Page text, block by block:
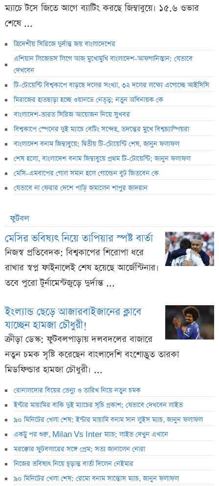
ম্যাচে টসে জিতে আগে ব্যাটিং করছে জিম্বাবুয়ে। ১৫.৬ ওভার
শেষে ...
ত্রিদেশীয় সিরিজে দুর্দান্ত জয় বাংলাদেশের
এশিয়ান লিজেন্ডস লিগে আজ মুখোমুখি বাংলাদেশ-আফগানিস্তান: যেভাবে
দেখবেন
টি-টোয়েন্টি বিশ্বকাপে বাড়ছে দলের সংখ্যা, ৩২ দলের লক্ষ্যে এগোচ্ছে আইসিসি
মিরাজের হাতছাড়া হচ্ছে ওয়ানডে নেতৃত্ব; নতুন অধিনায়ক কে
বাংলাদেশ-ভারত সিরিজ আয়োজন নিয়ে সুখবর
বিশ্বকাপে স্পেনের দুই ম্যাচে বেটিং সন্দেহ, তদন্তের মুখে বিশ্বচ্যাম্পিয়রা
বাংলাদেশ বনাম জিম্বাবুয়ে; দ্বিতীয় টি-টোয়েন্টি শেষ, জানুন ফলাফল
শেষ হলো, বাংলাদেশ বনাম জিম্বাবুয়ে প্রথম টি-টোয়েন্টি; জানুন ফলাফল
মেসি-এমবাপের গোল সমান হলে গোল্ডেন বুট জিতবেন কে
যেভাবে না ফেরার দেশে পাড়ি জমালেন শাপুর জাদরান
ফুটবল
মেসির ভবিষ্যৎ নিয়ে তাপিয়ার স্পষ্ট বার্তা
নিজস্ব প্রতিবেদক: বিশ্বকাপের শিরোপা ধরে
রাখার স্বপ্ন ফাইনালেই শেষ হয়েছে আর্জেন্টিনার।
তবে পুরো টুর্নামেন্টজুড়ে দুর্দান্ত ...
ইংল্যান্ড ছেড়ে আজারবাইজানের ক্লাবে
যাচ্ছেন হামজা চৌধুরী!
ক্রীড়া ডেস্ক: ফুটবলপাড়ায় দলবদলের বাজারে
নতুন চমক সৃষ্টি করেছেন বাংলাদেশি বংশোদ্ভূত তারকা
মিডফিল্ডার হামজা চৌধুরী। ...
রোনালদোর বিয়ের ভেন্যু ও তারিখ নিয়ে নতুন চমক
ইন্টার মায়ামির বাকি দুই ম্যাচের সূচি প্রকাশ; যেভাবে দেখবেন লাইভ
৯০ মিনিটের খেলা শেষ: ইন্টার মায়ামি বনাম সান লুইস ম্যাচ, জানুন ফলাফল
একটু পর শুরু, Milan Vs Inter ম্যাচ; লাইভ দেখুন এখানে
মরক্কোর ফুটবলারের সঙ্গে প্রেম; সত্য জানালেন নোরা
নিজের ভবিষ্যৎ নিয়ে চূড়ান্ত বার্তা দিলেন নেইমার
৯০ মিনিটের খেলা শেষ: রেমো বনাম সান্তোস ম্যাচ, জানুন ফলাফল